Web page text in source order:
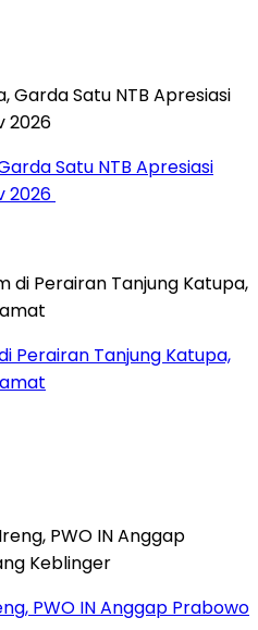
Satu NTB Apresiasi
Perairan Tanjung Katupa,
PWO IN Anggap Prabowo